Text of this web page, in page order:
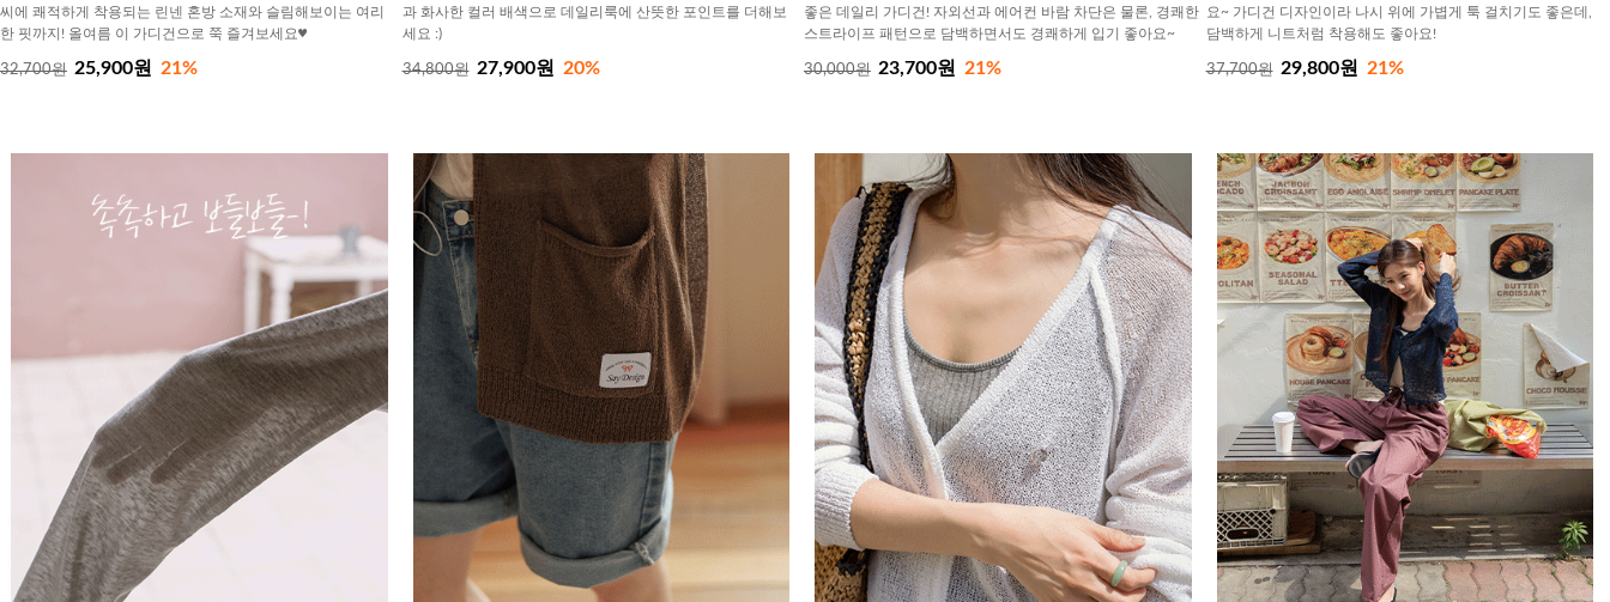
씨에 쾌적하게 착용되는 린넨 혼방 소재와 슬림해보이는 여리
한 핏까지! 올여름 이 가디건으로 쭉 즐겨보세요♥
32,700원 25,900원 21%
과 화사한 컬러 배색으로 데일리룩에 산뜻한 포인트를 더해보
세요 :)
34,800원 27,900원 20%
좋은 데일리 가디건! 자외선과 에어컨 바람 차단은 물론, 경쾌한
스트라이프 패턴으로 담백하면서도 경쾌하게 입기 좋아요~
30,000원 23,700원 21%
요~ 가디건 디자인이라 나시 위에 가볍게 툭 걸치기도 좋은데,
담백하게 니트처럼 착용해도 좋아요!
37,700원 29,800원 21%